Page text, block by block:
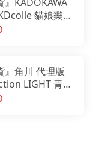
貓娘樂園
僕泳裝Ver 1/7
』角川 代理版
LIGHT 青春
櫻島麻衣 兔